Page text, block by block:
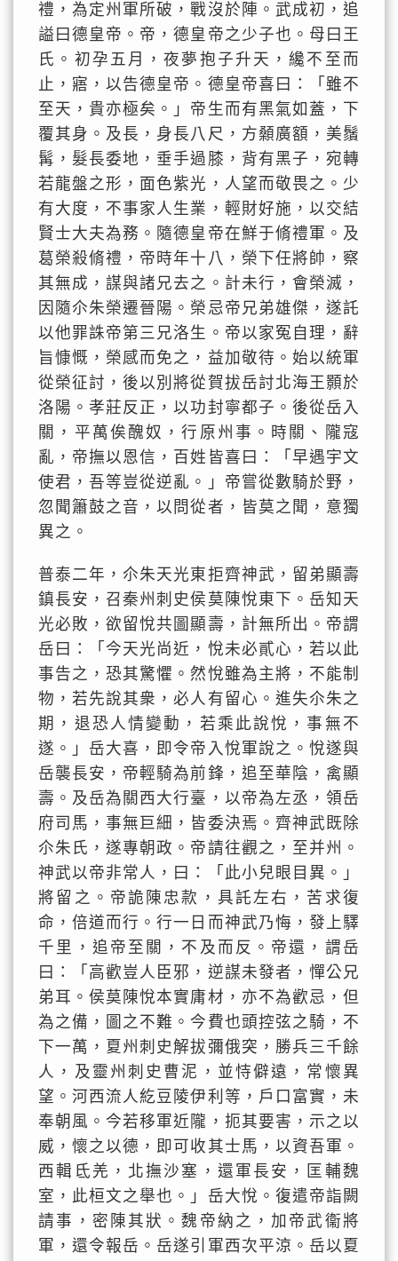
禮，為定州軍所破，戰沒於陣。武成初，追
謚曰德皇帝。帝，德皇帝之少子也。母曰王
氏。初孕五月，夜夢抱子升天，纔不至而
止，寤，以告德皇帝。德皇帝喜曰：「雖不
至天，貴亦極矣。」帝生而有黑氣如蓋，下
覆其身。及長，身長八尺，方顙廣額，美鬚
髯，髮長委地，垂手過膝，背有黑子，宛轉
若龍盤之形，面色紫光，人望而敬畏之。少
有大度，不事家人生業，輕財好施，以交結
賢士大夫為務。隨德皇帝在鮮于脩禮軍。及
葛榮殺脩禮，帝時年十八，榮下任將帥，察
其無成，謀與諸兄去之。計未行，會榮滅，
因隨尒朱榮遷晉陽。榮忌帝兄弟雄傑，遂託
以他罪誅帝第三兄洛生。帝以家冤自理，辭
旨慷慨，榮感而免之，益加敬待。始以統軍
從榮征討，後以別將從賀拔岳討北海王顥於
洛陽。孝莊反正，以功封寧都子。後從岳入
關，平萬俟醜奴，行原州事。時關、隴寇
亂，帝撫以恩信，百姓皆喜曰：「早遇宇文
使君，吾等豈從逆亂。」帝嘗從數騎於野，
忽聞簫鼓之音，以問從者，皆莫之聞，意獨
異之。
普泰二年，尒朱天光東拒齊神武，留弟顯壽
鎮長安，召秦州刺史侯莫陳悅東下。岳知天
光必敗，欲留悅共圖顯壽，計無所出。帝謂
岳曰：「今天光尚近，悅未必貳心，若以此
事告之，恐其驚懼。然悅雖為主將，不能制
物，若先說其衆，必人有留心。進失尒朱之
期，退恐人情變動，若乘此說悅，事無不
遂。」岳大喜，即令帝入悅軍說之。悅遂與
岳襲長安，帝輕騎為前鋒，追至華陰，禽顯
壽。及岳為關西大行臺，以帝為左丞，領岳
府司馬，事無巨細，皆委決焉。齊神武既除
尒朱氏，遂專朝政。帝請往觀之，至并州。
神武以帝非常人，曰：「此小兒眼目異。」
將留之。帝詭陳忠款，具託左右，苦求復
命，倍道而行。行一日而神武乃悔，發上驛
千里，追帝至關，不及而反。帝還，謂岳
曰：「高歡豈人臣邪，逆謀未發者，憚公兄
弟耳。侯莫陳悅本實庸材，亦不為歡忌，但
為之備，圖之不難。今費也頭控弦之騎，不
下一萬，夏州刺史解拔彌俄突，勝兵三千餘
人，及靈州刺史曹泥，並恃僻遠，常懷異
望。河西流人紇豆陵伊利等，戶口富實，未
奉朝風。今若移軍近隴，扼其要害，示之以
威，懷之以德，即可收其士馬，以資吾軍。
西輯氐羌，北撫沙塞，還軍長安，匡輔魏
室，此桓文之舉也。」岳大悅。復遣帝詣闕
請事，密陳其狀。魏帝納之，加帝武衞將
軍，還令報岳。岳遂引軍西次平涼。岳以夏